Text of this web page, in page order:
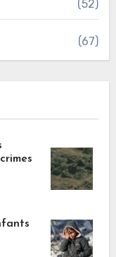
(52)
(67)